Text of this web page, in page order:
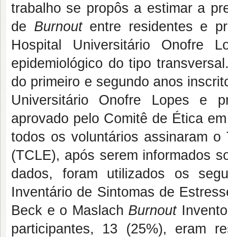
trabalho se propôs a estimar a
de Burnout entre residentes e
Hospital Universitário Onofre
epidemiológico do tipo
do primeiro e segundo anos
Universitário Onofre Lopes e
aprovado pelo Comitê de Ética
todos os voluntários assinaram o
(TCLE), após serem informados
dados, foram utilizados os
Inventário de Sintomas de
Beck e o Maslach Burnout
participantes, 13 (25%), eram